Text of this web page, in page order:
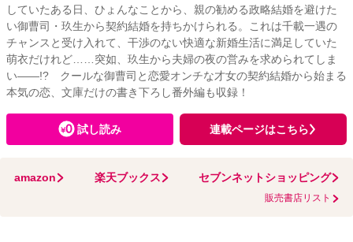
していたある日、ひょんなことから、親の勧める政略結婚を避けた
い御曹司・玖生から契約結婚を持ちかけられる。これは千載一遇の
チャンスと受け入れて、干渉のない快適な新婚生活に満足していた
萌衣だけれど……突如、玖生から夫婦の夜の営みを求められてしま
い――!? クールな御曹司と恋愛オンチな才女の契約結婚から始まる
本気の恋、文庫だけの書き下ろし番外編も収録！
試し読み 連載ページはこちら
amazon 楽天ブックス セブンネットショッピング
販売書店リスト